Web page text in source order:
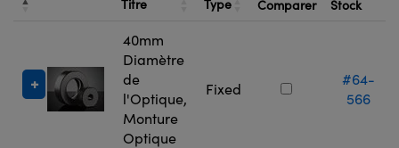
Titre Type Comparer
Stock
40mm
Diamètre
de
l'Optique,
Monture
Optique
Fixed
#64-
566